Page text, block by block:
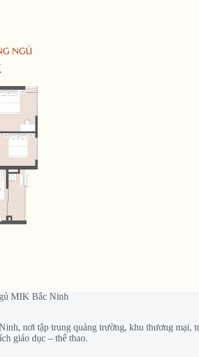
MIK Bắc Ninh
nơi tập trung quảng trường, khu thương
giáo dục – thể thao.